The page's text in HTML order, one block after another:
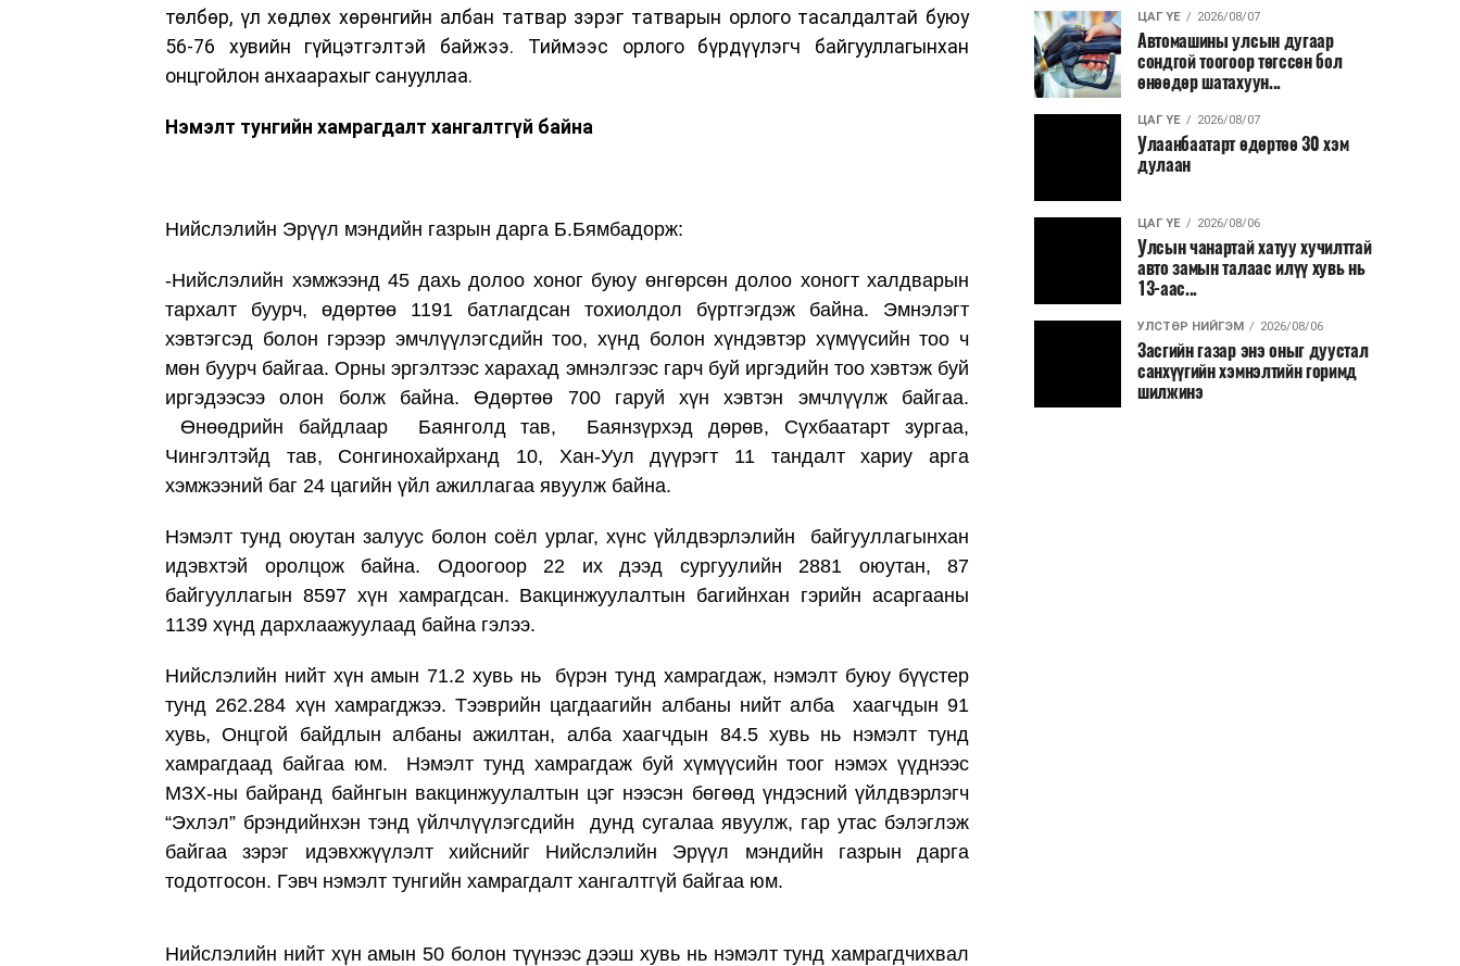
төлбөр, үл хөдлөх хөрөнгийн албан татвар зэрэг татварын орлого тасалдалтай буюу
56-76 хувийн гүйцэтгэлтэй байжээ. Тиймээс орлого бүрдүүлэгч байгууллагынхан
онцгойлон анхаарахыг санууллаа.
Нэмэлт тунгийн хамрагдалт хангалтгүй байна
Нийслэлийн Эрүүл мэндийн газрын дарга Б.Бямбадорж:
-Нийслэлийн хэмжээнд 45 дахь долоо хоног буюу өнгөрсөн долоо хоногт халдварын
тархалт буурч, өдөртөө 1191 батлагдсан тохиолдол бүртгэгдэж байна. Эмнэлэгт
хэвтэгсэд болон гэрээр эмчлүүлэгсдийн тоо, хүнд болон хүндэвтэр хүмүүсийн тоо ч
мөн буурч байгаа. Орны эргэлтээс харахад эмнэлгээс гарч буй иргэдийн тоо хэвтэж буй
иргэдээсээ олон болж байна. Өдөртөө 700 гаруй хүн хэвтэн эмчлүүлж байгаа.
Өнөөдрийн байдлаар Баянголд тав, Баянзүрхэд дөрөв, Сүхбаатарт зургаа,
Чингэлтэйд тав, Сонгинохайрханд 10, Хан-Уул дүүрэгт 11 тандалт хариу арга
хэмжээний баг 24 цагийн үйл ажиллагаа явуулж байна.
Нэмэлт тунд оюутан залуус болон соёл урлаг, хүнс үйлдвэрлэлийн байгууллагынхан
идэвхтэй оролцож байна. Одоогоор 22 их дээд сургуулийн 2881 оюутан, 87
байгууллагын 8597 хүн хамрагдсан. Вакцинжуулалтын багийнхан гэрийн асаргааны
1139 хүнд дархлаажуулаад байна гэлээ.
Нийслэлийн нийт хүн амын 71.2 хувь нь бүрэн тунд хамрагдаж, нэмэлт буюу бүүстер
тунд 262.284 хүн хамрагджээ. Тээврийн цагдаагийн албаны нийт алба хаагчдын 91
хувь, Онцгой байдлын албаны ажилтан, алба хаагчдын 84.5 хувь нь нэмэлт тунд
хамрагдаад байгаа юм. Нэмэлт тунд хамрагдаж буй хүмүүсийн тоог нэмэх үүднээс
МЗХ-ны байранд байнгын вакцинжуулалтын цэг нээсэн бөгөөд үндэсний үйлдвэрлэгч
“Эхлэл” брэндийнхэн тэнд үйлчлүүлэгсдийн дунд сугалаа явуулж, гар утас бэлэглэж
байгаа зэрэг идэвхжүүлэлт хийснийг Нийслэлийн Эрүүл мэндийн газрын дарга
тодотгосон. Гэвч нэмэлт тунгийн хамрагдалт хангалтгүй байгаа юм.
Нийслэлийн нийт хүн амын 50 болон түүнээс дээш хувь нь нэмэлт тунд хамрагдчихвал
ЦАГ ҮЕ 2026/08/07
Автомашины улсын дугаар
сондгой тоогоор төгссөн бол
өнөөдөр шатахуун...
ЦАГ ҮЕ 2026/08/07
Улаанбаатарт өдөртөө 30 хэм
дулаан
ЦАГ ҮЕ 2026/08/06
Улсын чанартай хатуу хучилттай
авто замын талаас илүү хувь нь
13-аас...
УЛСТӨР НИЙГЭМ 2026/08/06
Засгийн газар энэ оныг дуустал
санхүүгийн хэмнэлтийн горимд
шилжинэ